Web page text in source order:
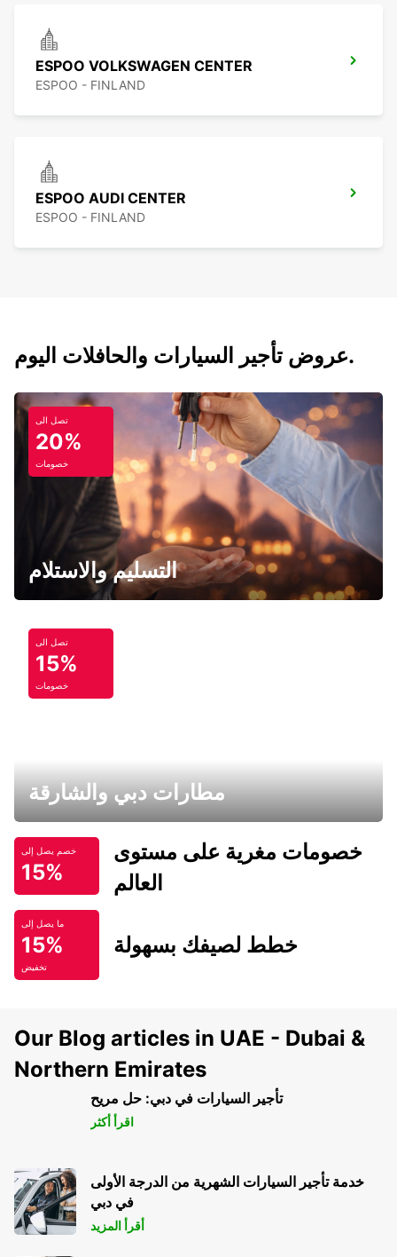
ESPOO VOLKSWAGEN CENTER
ESPOO - FINLAND
ESPOO AUDI CENTER
ESPOO - FINLAND
عروض تأجير السيارات والحافلات اليوم.
تصل الى
20%
خصومات
التسليم والاستلام
تصل الى
15%
خصومات
مطارات دبي والشارقة
خصم يصل إلى
15%
خصومات مغرية على مستوى
العالم
ما يصل إلى
15%
تخفيض
خطط لصيفك بسهولة
Our Blog articles in UAE - Dubai &
Northern Emirates
تأجير السيارات في دبي: حل مريح
اقرأ أكثر
خدمة تأجير السيارات الشهرية من الدرجة الأولى
في دبي
أقرأ المزيد